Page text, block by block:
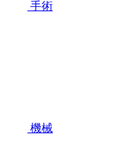
手術
機械